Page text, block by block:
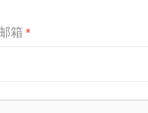
邮箱 *